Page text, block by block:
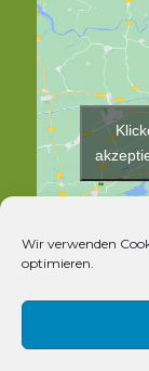
Wir verwenden
optimieren.